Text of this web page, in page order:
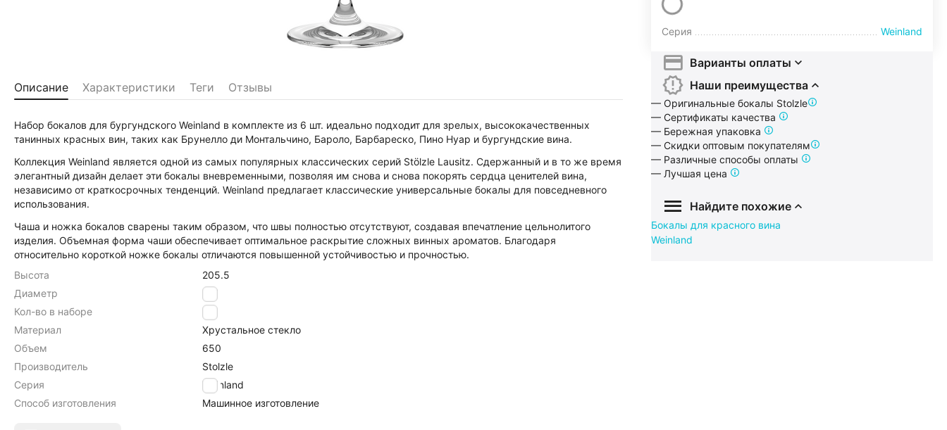
Серия Weinland
Варианты оплаты
Наши преимущества
— Оригинальные бокалы Stolzle
— Сертификаты качества
— Бережная упаковка
— Скидки оптовым покупателям
— Различные способы оплаты
— Лучшая цена
Найдите похожие
Бокалы для красного вина
Weinland
Описание Характеристики Теги Отзывы
Набор бокалов для бургундского Weinland в комплекте из 6 шт. идеально подходит для зрелых, высококачественных
танинных красных вин, таких как Брунелло ди Монтальчино, Бароло, Барбареско, Пино Нуар и бургундские вина.
Коллекция Weinland является одной из самых популярных классических серий Stölzle Lausitz. Сдержанный и в то же время
элегантный дизайн делает эти бокалы вневременными, позволяя им снова и снова покорять сердца ценителей вина,
независимо от краткосрочных тенденций. Weinland предлагает классические универсальные бокалы для повседневного
использования.
Чаша и ножка бокалов сварены таким образом, что швы полностью отсутствуют, создавая впечатление цельнолитого
изделия. Объемная форма чаши обеспечивает оптимальное раскрытие сложных винных ароматов. Благодаря
относительно короткой ножке бокалы отличаются повышенной устойчивостью и прочностью.
Высота
205.5
Диаметр
108
Кол-во в наборе
6
Материал
Хрустальное стекло
Объем
650
Производитель
Stolzle
Серия
Weinland
Способ изготовления
Машинное изготовление